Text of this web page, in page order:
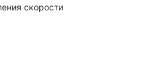
скорости